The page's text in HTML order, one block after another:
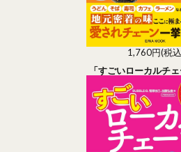
1,760円(税
「すごいローカルチ